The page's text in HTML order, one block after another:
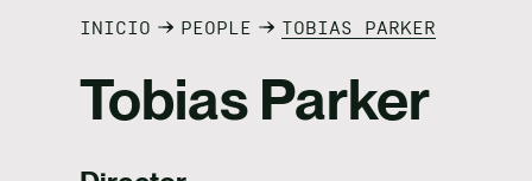
INICIO PEOPLE TOBIAS PARKER
Tobias Parker